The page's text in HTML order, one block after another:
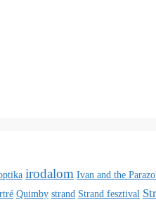
irodalom Ivan and the
Quimby strand Strand fesztival